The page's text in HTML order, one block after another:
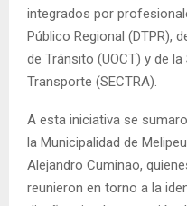
integrados por
Público Regional (DTPR),
de Tránsito (UOCT) y de
Transporte (SECTRA).
A esta iniciativa se
la Municipalidad de
Alejandro Cuminao,
reunieron en torno a la